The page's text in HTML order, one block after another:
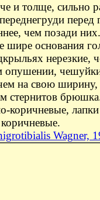
и толще, сильно
перед
чем позади
шире основания
нерезкие,
опушении,
на свою
стернитов
коричневые,
коричневые.
Wagner,